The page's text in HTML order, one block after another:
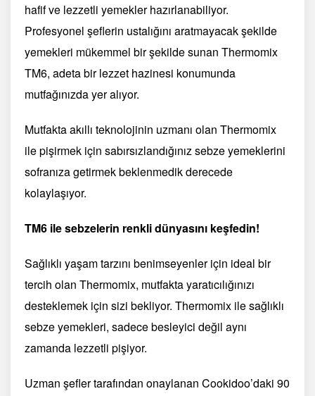
hafif ve lezzetli yemekler hazırlanabiliyor.
Profesyonel şeflerin ustalığını aratmayacak şekilde
yemekleri mükemmel bir şekilde sunan Thermomix
TM6, adeta bir lezzet hazinesi konumunda
mutfağınızda yer alıyor.
Mutfakta akıllı teknolojinin uzmanı olan Thermomix
ile pişirmek için sabırsızlandığınız sebze yemeklerini
sofranıza getirmek beklenmedik derecede
kolaylaşıyor.
TM6 ile sebzelerin renkli dünyasını keşfedin!
Sağlıklı yaşam tarzını benimseyenler için ideal bir
tercih olan Thermomix, mutfakta yaratıcılığınızı
desteklemek için sizi bekliyor. Thermomix ile sağlıklı
sebze yemekleri, sadece besleyici değil aynı
zamanda lezzetli pişiyor.
Uzman şefler tarafından onaylanan Cookidoo’daki 90